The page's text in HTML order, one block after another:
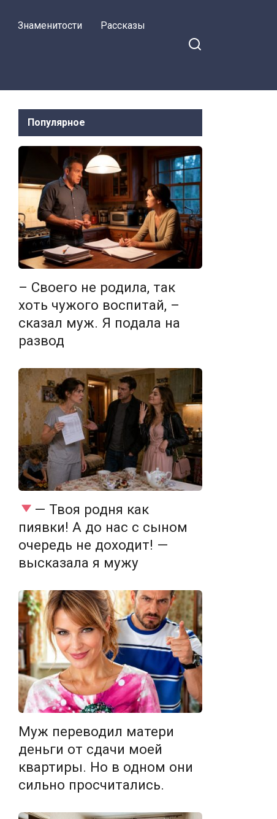
Знаменитости Рассказы
Популярное
– Своего не родила, так
хоть чужого воспитай, –
сказал муж. Я подала на
развод
— Твоя родня как
пиявки! А до нас с сыном
очередь не доходит! —
высказала я мужу
Муж переводил матери
деньги от сдачи моей
квартиры. Но в одном они
сильно просчитались.